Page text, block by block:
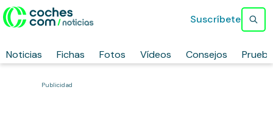
Noticias Fichas Fotos Vídeos Consejos
Suscríbete
Publicidad